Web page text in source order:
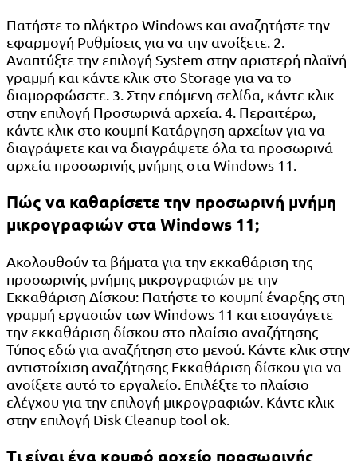
Πατήστε το πλήκτρο Windows και αναζητήστε την
εφαρμογή Ρυθμίσεις για να την ανοίξετε. 2.
Αναπτύξτε την επιλογή System στην αριστερή πλαϊνή
γραμμή και κάντε κλικ στο Storage για να το
διαμορφώσετε. 3. Στην επόμενη σελίδα, κάντε κλικ
στην επιλογή Προσωρινά αρχεία. 4. Περαιτέρω,
κάντε κλικ στο κουμπί Κατάργηση αρχείων για να
διαγράψετε και να διαγράψετε όλα τα προσωρινά
αρχεία προσωρινής μνήμης στα Windows 11.
Πώς να καθαρίσετε την προσωρινή μνήμη
μικρογραφιών στα Windows 11;
Ακολουθούν τα βήματα για την εκκαθάριση της
προσωρινής μνήμης μικρογραφιών με την
Εκκαθάριση Δίσκου: Πατήστε το κουμπί έναρξης στη
γραμμή εργασιών των Windows 11 και εισαγάγετε
την εκκαθάριση δίσκου στο πλαίσιο αναζήτησης
Τύπος εδώ για αναζήτηση στο μενού. Κάντε κλικ στην
αντιστοίχιση αναζήτησης Εκκαθάριση δίσκου για να
ανοίξετε αυτό το εργαλείο. Επιλέξτε το πλαίσιο
ελέγχου για την επιλογή μικρογραφιών. Κάντε κλικ
στην επιλογή Disk Cleanup tool ok.
Τι είναι ένα κρυφό αρχείο προσωρινής